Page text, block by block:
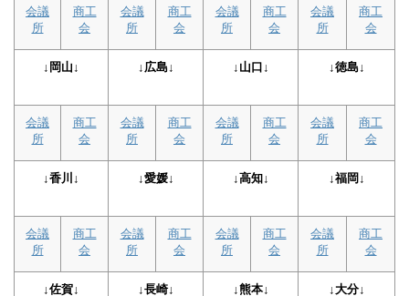
会議
所
商工
会
会議
所
商工
会
会議
所
商工
会
会議
所
商工
会
↓岡山↓ ↓広島↓ ↓山口↓ ↓徳島↓
会議
所
商工
会
会議
所
商工
会
会議
所
商工
会
会議
所
商工
会
↓香川↓ ↓愛媛↓ ↓高知↓ ↓福岡↓
会議
所
商工
会
会議
所
商工
会
会議
所
商工
会
会議
所
商工
会
↓佐賀↓ ↓長崎↓ ↓熊本↓ ↓大分↓